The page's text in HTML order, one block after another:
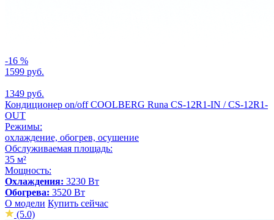
-16 %
1599 руб.
1349 руб.
Кондиционер on/off СOOLBERG Runa CS-12R1-IN / CS-12R1-
OUT
Режимы:
охлаждение, обогрев, осушение
Обслуживаемая площадь:
35 м²
Мощность:
Охлаждения: 3230 Вт
Обогрева: 3520 Вт
О модели Купить сейчас
(5.0)